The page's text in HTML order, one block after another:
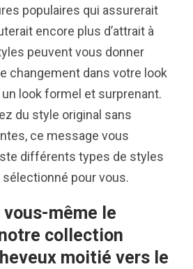
populaires qui assurerait
encore plus d’attrait à
peuvent vous donner
changement dans votre look
look formel et surprenant.
du style original sans
ce message vous
différents types de styles
pour vous.
vous-même le
collection
moitié vers le